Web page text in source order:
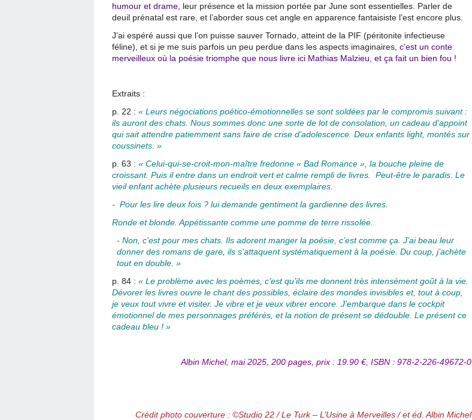
humour et drame , leur présence et la mission portée par June sont essentielles. Parler de
deuil prénatal est rare, et l’aborder sous cet angle en apparence fantaisiste l’est encore plus.
J’ai espéré aussi que l’on puisse sauver Tornado, atteint de la PIF (péritonite infectieuse
féline), et si je me suis parfois un peu perdue dans les aspects imaginaires, c’est un conte
merveilleux où la poésie triomphe que nous livre ici Mathias Malzieu, et ça fait un bien fou !
Extraits :
p. 22 : « Leurs négociations poético-émotionnelles se sont soldées par le compromis suivant :
ils auront des chats. Nous sommes donc une sorte de lot de consolation, un cadeau d’appoint
qui sait attendre patiemment sans faire de crise d’adolescence. Deux enfants light, montés sur
coussinets. »
p. 63 : « Celui-qui-se-croit-mon-maître fredonne « Bad Romance », la bouche pleine de
croissant. Puis il entre dans un endroit vert et calme rempli de livres. Peut-être le paradis. Le
vieil enfant achète plusieurs recueils en deux exemplaires.
- Pour les lire deux fois ? lui demande gentiment la gardienne des livres.
Ronde et blonde. Appétissante comme une pomme de terre rissolée.
- Non, c’est pour mes chats. Ils adorent manger la poésie, c’est comme ça. J’ai beau leur
donner des romans de gare, ils s’attaquent systématiquement à la poésie. Du coup, j’achète
tout en double. »
p. 84 : « Le problème avec les poèmes, c’est qu’ils me donnent très intensément goût à la vie.
Dévorer les livres ouvre le chant des possibles, éclaire des mondes invisibles et, tout à coup,
je veux tout vivre et visiter. Je vibre et je veux vibrer encore. J’embarque dans le cockpit
émotionnel de mes personnages préférés, et la notion de présent se dédouble. Le présent ce
cadeau bleu ! »
Albin Michel, mai 2025, 200 pages, prix : 19.90 €, ISBN : 978-2-226-49672-0
Crédit photo couverture : ©Studio 22 / Le Turk – L’Usine à Merveilles / et éd. Albin Michel